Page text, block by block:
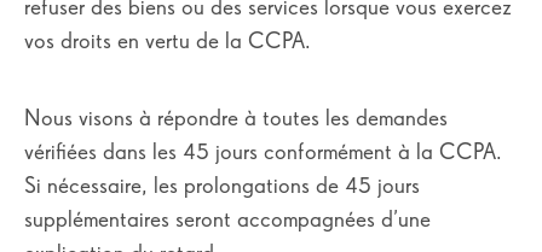
refuser des biens ou des services lorsque vous exercez
vos droits en vertu de la CCPA.
Nous visons à répondre à toutes les demandes
vérifiées dans les 45 jours conformément à la CCPA.
Si nécessaire, les prolongations de 45 jours
supplémentaires seront accompagnées d’une